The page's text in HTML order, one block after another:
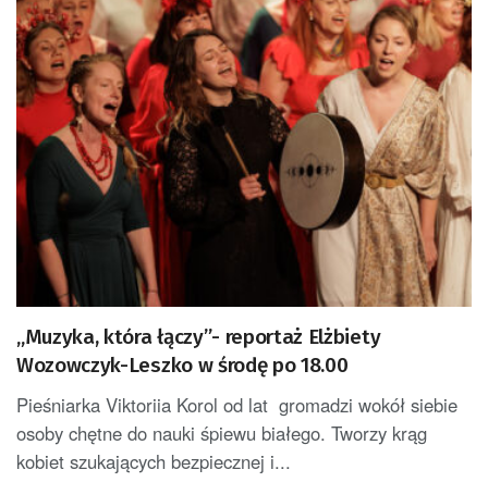
„Muzyka, która łączy”- reportaż Elżbiety
Wozowczyk-Leszko w środę po 18.00
Pieśniarka Viktoriia Korol od lat gromadzi wokół siebie
osoby chętne do nauki śpiewu białego. Tworzy krąg
kobiet szukających bezpiecznej i...